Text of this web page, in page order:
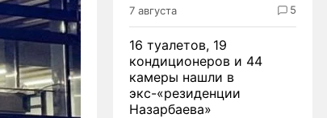
7 августа 5
16 туалетов, 19
кондиционеров и 44
камеры нашли в
экс-«резиденции
Назарбаева»